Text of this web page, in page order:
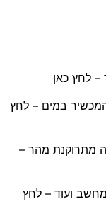
– לחץ כאן
במים – לחץ
מתרוקנת מהר –
ועוד – לחץ